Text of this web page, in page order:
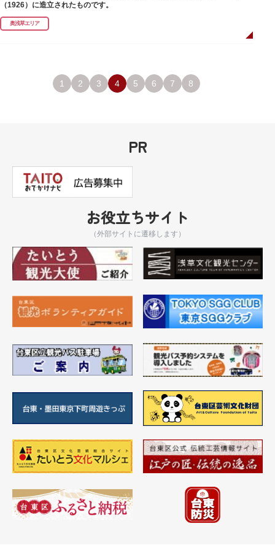
（1926）に造立されたものです。
奥浅草エリア
1 2 3 4 5 6 7 8
PR
お役立ちサイト
（外部サイトに遷移します）